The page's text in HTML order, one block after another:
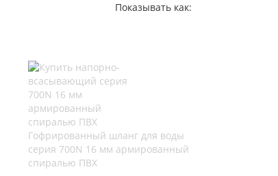
Показывать как:
Гофрированный шланг для воды
серия 700N 16 мм армированный
спиралью ПВХ